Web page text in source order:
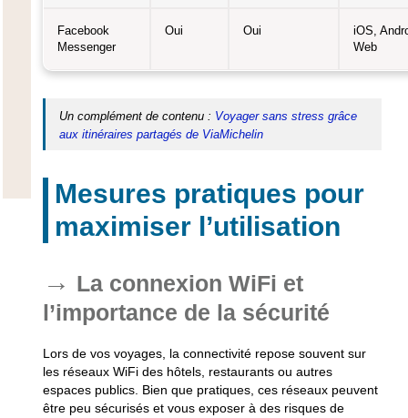
Facebook
Messenger
Oui Oui
iOS,
Web
Un complément de contenu : Voyager sans stress grâce
aux itinéraires partagés de ViaMichelin
Mesures pratiques pour
maximiser l’utilisation
La connexion WiFi et
l’importance de la sécurité
Lors de vos voyages, la connectivité repose souvent sur
les réseaux WiFi des hôtels, restaurants ou autres
espaces publics. Bien que pratiques, ces réseaux peuvent
être peu sécurisés et vous exposer à des risques de